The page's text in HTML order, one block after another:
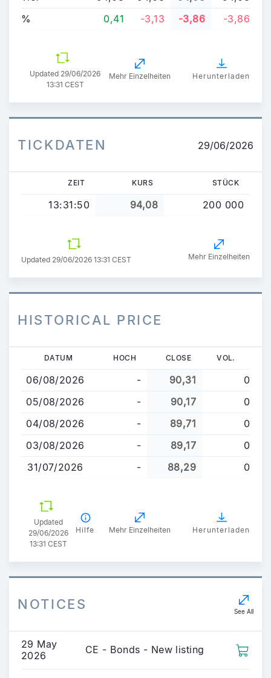
%
0,41 -3,13 -3,86 -3,86
Updated 29/06/2026
13:31 CEST
Mehr Einzelheiten Herunterladen
TICKDATEN 29/06/2026
ZEIT KURS STÜCK
13:31:50 94,08 200 000
Updated 29/06/2026 13:31 CEST Mehr Einzelheiten
HISTORICAL PRICE
Direkt
Inhalt
DATUM HOCH CLOSE VOL.
06/08/2026 - 90,31
0
05/08/2026
- 90,17
0
04/08/2026
- 89,71
0
03/08/2026
- 89,17
0
31/07/2026
- 88,29 0
Updated
29/06/2026
13:31 CEST
Hilfe Mehr Einzelheiten Herunterladen
NOTICES See All
29 May
2026
CE - Bonds - New listing